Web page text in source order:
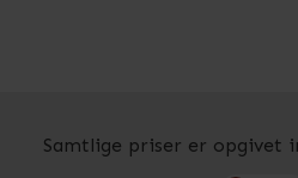
Samtlige priser er opgivet